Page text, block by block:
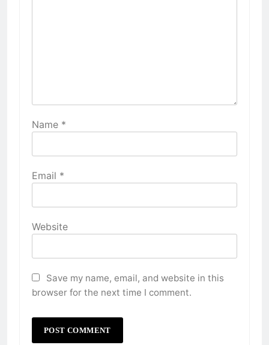
Name *
Email *
Website
Save my name, email, and website in this
browser for the next time I comment.